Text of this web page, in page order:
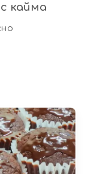
кайма